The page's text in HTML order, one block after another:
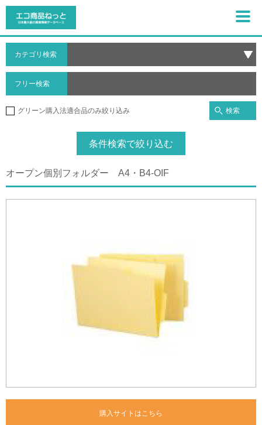
カテゴリ検索
フリー検索
グリーン購入法適合品のみ絞り込み 検索
条件検索で絞り込む
オープン個別フォルダー A4・B4-OIF
購入サイトはこちら